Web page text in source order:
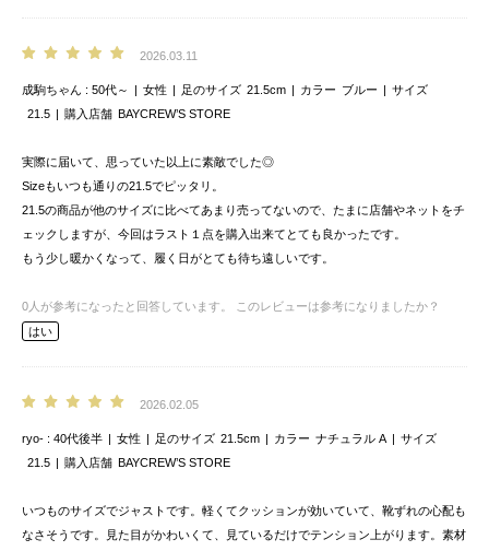
2026.03.11
成駒ちゃん 50代～ 女性 足のサイズ 21.5cm カラー ブルー
サイズ
21.5
購入店舗 BAYCREW’S STORE
実際に届いて、思っていた以上に素敵でした◎
Sizeもいつも通りの21.5でピッタリ。
21.5の商品が他のサイズに比べてあまり売ってないので、たまに店舗やネットをチ
ェックしますが、今回はラスト１点を購入出来てとても良かったです。
もう少し暖かくなって、履く日がとても待ち遠しいです。
0 人が参考になったと回答しています。
このレビューは参考になりましたか？
はい
2026.02.05
ryo- 40代後半 女性 足のサイズ 21.5cm カラー ナチュラル A
サイズ
21.5
購入店舗 BAYCREW’S STORE
いつものサイズでジャストです。軽くてクッションが効いていて、靴ずれの心配も
なさそうです。見た目がかわいくて、見ているだけでテンション上がります。素材